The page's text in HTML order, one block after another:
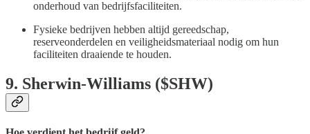
onderhoud van bedrijfsfaciliteiten.
Fysieke bedrijven hebben altijd gereedschap,
reserveonderdelen en veiligheidsmateriaal nodig om hun
faciliteiten draaiende te houden.
9. Sherwin-Williams ($SHW)